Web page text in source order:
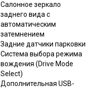
Салонное зеркало
заднего вида с
автоматическим
затемнением
Задние датчики парковки
Система выбора режима
вождения (Drive Mode
Select)
Дополнительная USB-